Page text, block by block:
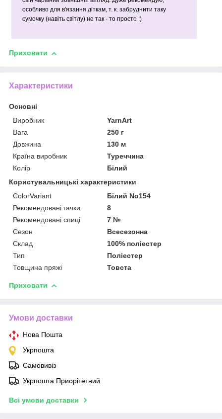
особливо для в'язання діткам, т. к. забруднити таку
сумочку (навіть світлу) не так - то просто :)
Приховати
Характеристики
Основні
Виробник
YarnArt
Вага
250 г
Довжина
130 м
Країна виробник
Туреччина
Колір
Білий
Користувальницькі характеристики
ColorVariant
Білий No154
Рекомендовані гачки
8
Рекомендовані спиці
7 №
Сезон
Всесезонна
Склад
100% поліестер
Тип
Поліестер
Товщина пряжі
Товста
Приховати
Умови доставки
Нова Пошта
Укрпошта
Самовивіз
Укрпошта Приорітетний
Всі умови доставки